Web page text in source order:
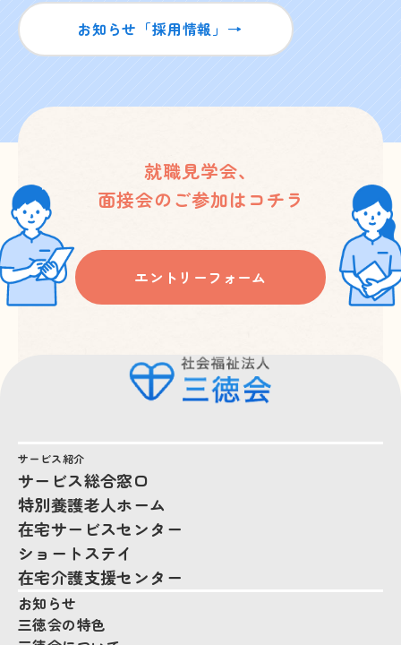
お知らせ「採用情報」→
就職見学会、
面接会のご参加はコチラ
エントリーフォーム
サービス紹介
サービス総合窓口
特別養護老人ホーム
在宅サービスセンター
ショートステイ
在宅介護支援センター
お知らせ
三徳会の特色